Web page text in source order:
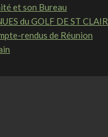
et son Bureau
du GOLF DE ST CLAIR
rendus de Réunion